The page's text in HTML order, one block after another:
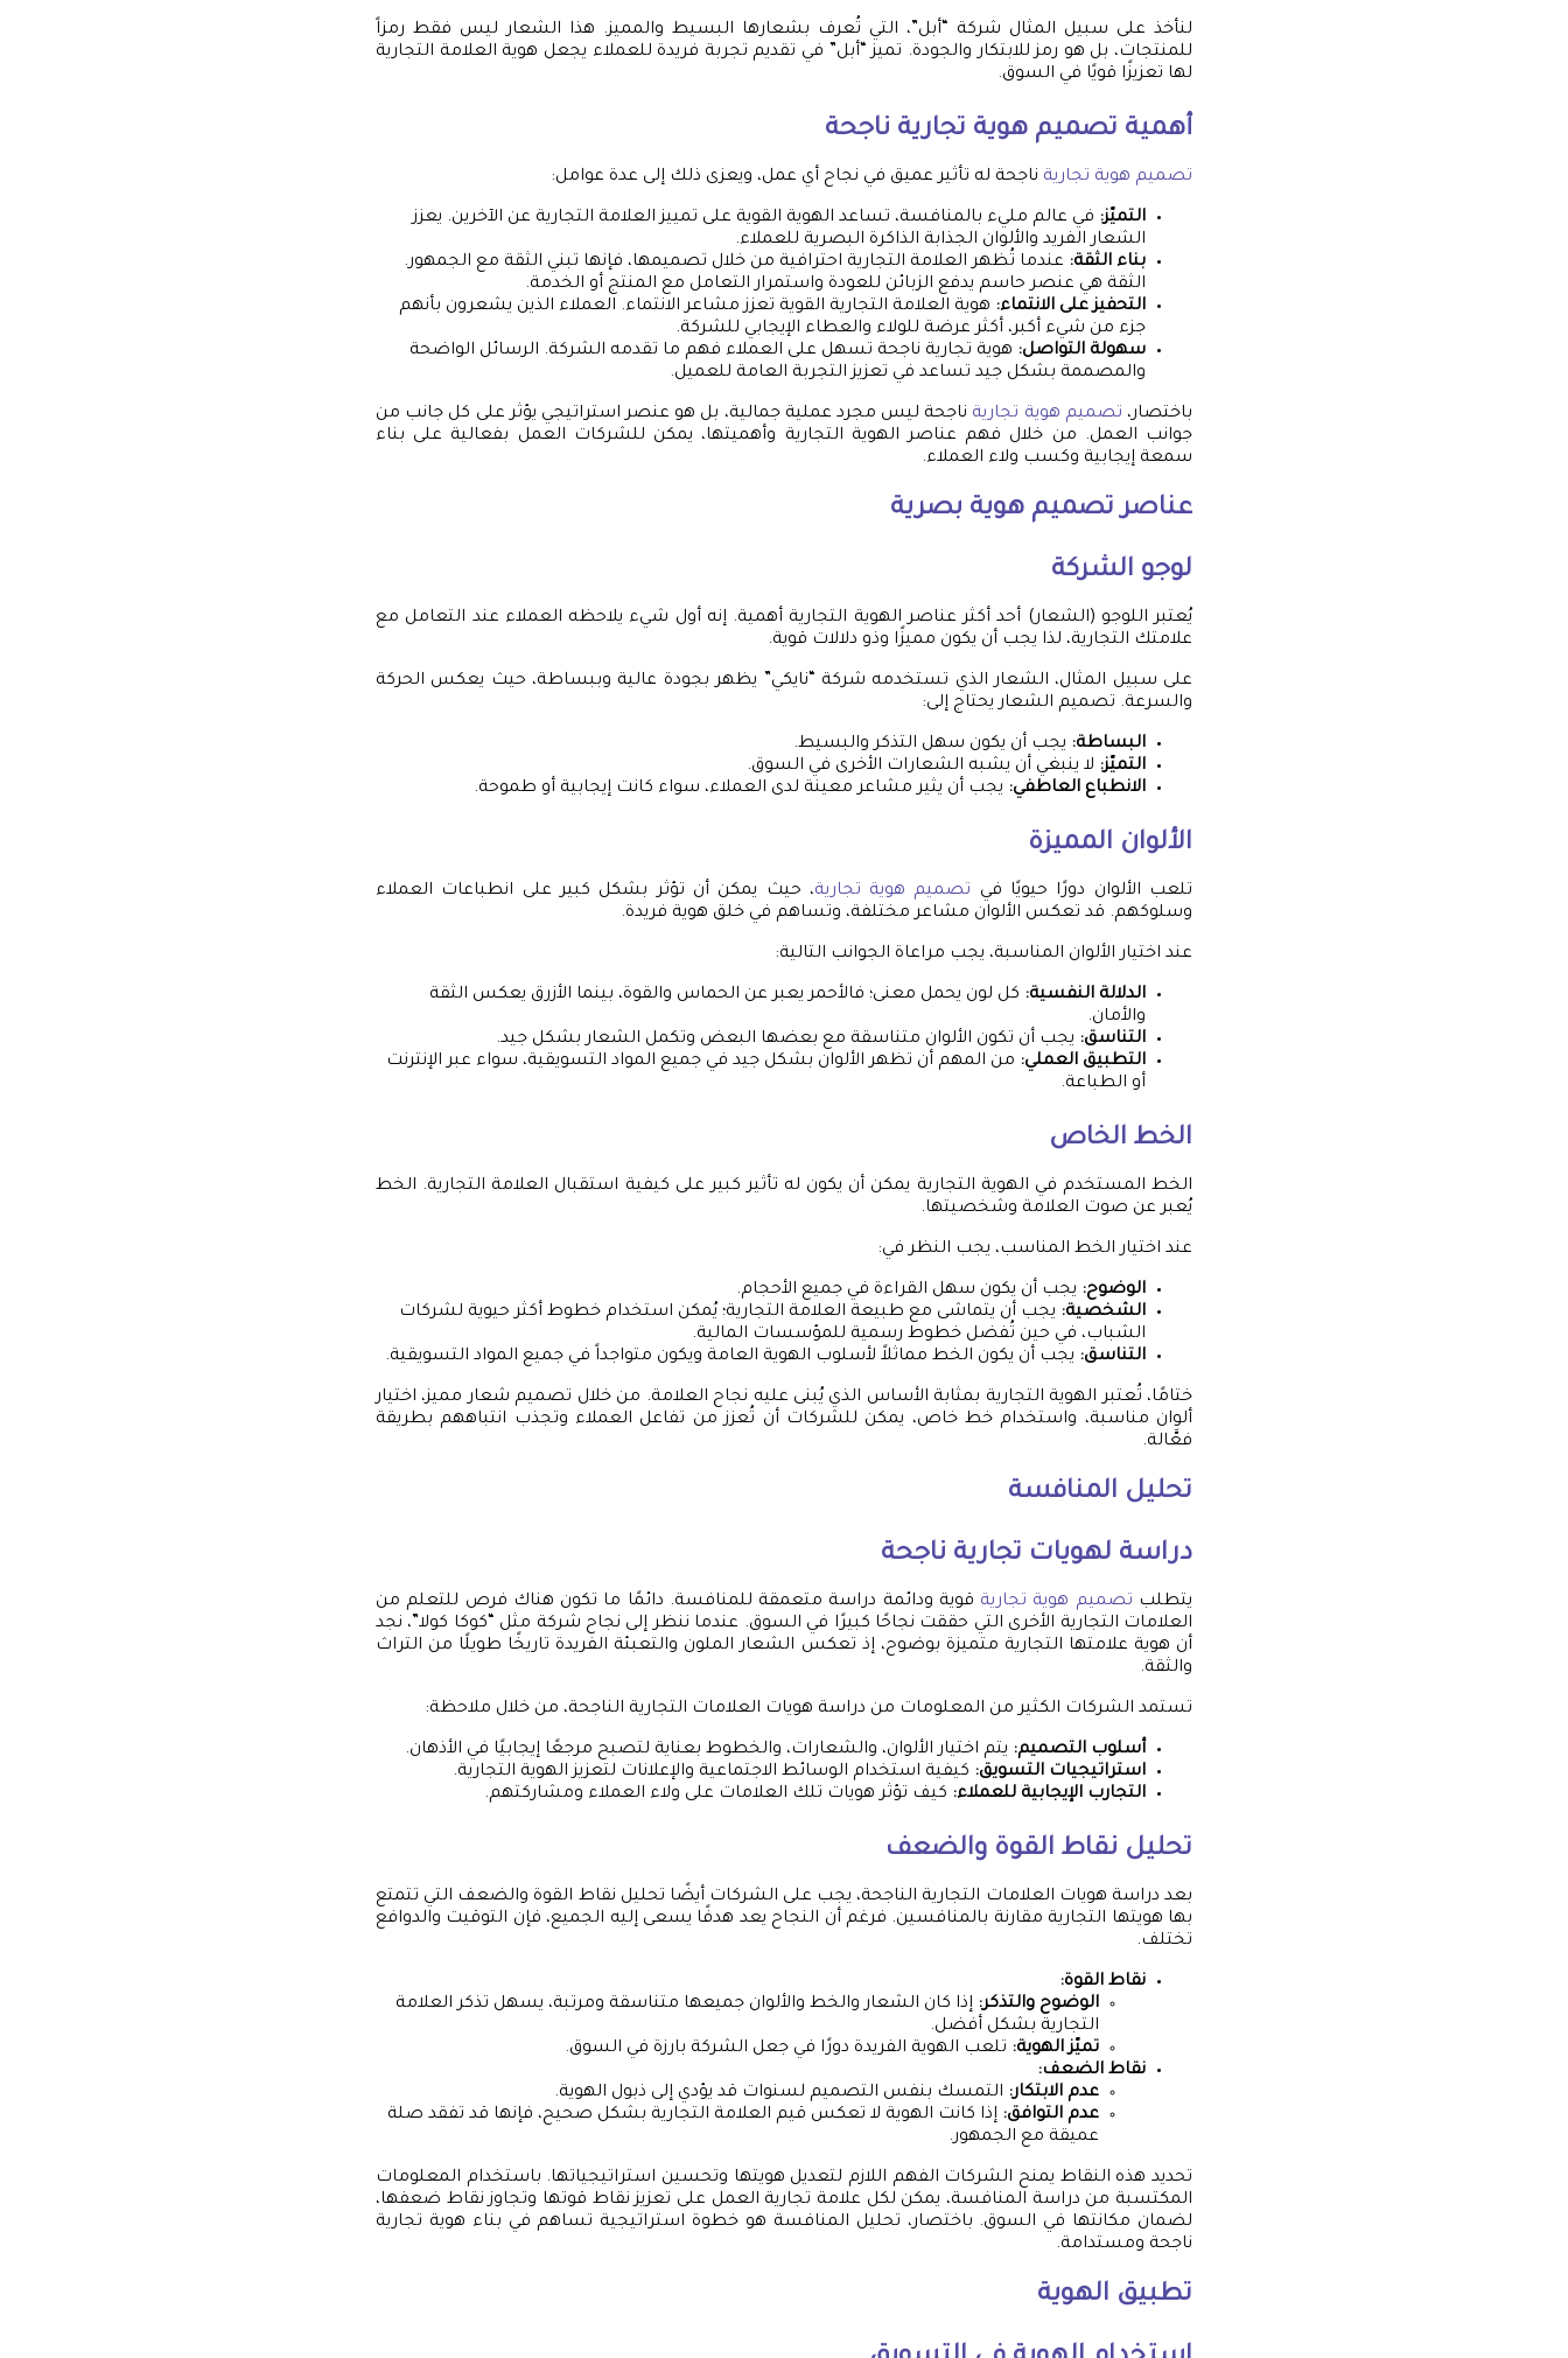
لنأخذ على سبيل المثال شركة “أبل”، التي تُعرف بشعارها البسيط والمميز. هذا الشعار ليس فقط رمزاً
للمنتجات، بل هو رمز للابتكار والجودة. تميز “أبل” في تقديم تجربة فريدة للعملاء يجعل هوية العلامة التجارية
لها تعزيزًا قويًا في السوق.
أهمية تصميم هوية تجارية ناجحة
تصميم هوية تجارية ناجحة له تأثير عميق في نجاح أي عمل، ويعزى ذلك إلى عدة عوامل:
التميّز: في عالم مليء بالمنافسة، تساعد الهوية القوية على تمييز العلامة التجارية عن الآخرين. يعزز
الشعار الفريد والألوان الجذابة الذاكرة البصرية للعملاء.
بناء الثقة: عندما تُظهر العلامة التجارية احترافية من خلال تصميمها، فإنها تبني الثقة مع الجمهور.
الثقة هي عنصر حاسم يدفع الزبائن للعودة واستمرار التعامل مع المنتج أو الخدمة.
التحفيز على الانتماء: هوية العلامة التجارية القوية تعزز مشاعر الانتماء. العملاء الذين يشعرون بأنهم
جزء من شيء أكبر، أكثر عرضة للولاء والعطاء الإيجابي للشركة.
سهولة التواصل: هوية تجارية ناجحة تسهل على العملاء فهم ما تقدمه الشركة. الرسائل الواضحة
والمصممة بشكل جيد تساعد في تعزيز التجربة العامة للعميل.
باختصار، تصميم هوية تجارية ناجحة ليس مجرد عملية جمالية، بل هو عنصر استراتيجي يؤثر على كل جانب من
جوانب العمل. من خلال فهم عناصر الهوية التجارية وأهميتها، يمكن للشركات العمل بفعالية على بناء
سمعة إيجابية وكسب ولاء العملاء.
عناصر تصميم هوية بصرية
لوجو الشركة
يُعتبر اللوجو (الشعار) أحد أكثر عناصر الهوية التجارية أهمية. إنه أول شيء يلاحظه العملاء عند التعامل مع
علامتك التجارية، لذا يجب أن يكون مميزًا وذو دلالات قوية.
على سبيل المثال، الشعار الذي تستخدمه شركة “نايكي” يظهر بجودة عالية وببساطة، حيث يعكس الحركة
والسرعة. تصميم الشعار يحتاج إلى:
البساطة: يجب أن يكون سهل التذكر والبسيط.
التميّز: لا ينبغي أن يشبه الشعارات الأخرى في السوق.
الانطباع العاطفي: يجب أن يثير مشاعر معينة لدى العملاء، سواء كانت إيجابية أو طموحة.
الألوان المميزة
تلعب الألوان دورًا حيويًا في تصميم هوية تجارية، حيث يمكن أن تؤثر بشكل كبير على انطباعات العملاء
وسلوكهم. قد تعكس الألوان مشاعر مختلفة، وتساهم في خلق هوية فريدة.
عند اختيار الألوان المناسبة، يجب مراعاة الجوانب التالية:
الدلالة النفسية: كل لون يحمل معنى؛ فالأحمر يعبر عن الحماس والقوة، بينما الأزرق يعكس الثقة
والأمان.
التناسق: يجب أن تكون الألوان متناسقة مع بعضها البعض وتكمل الشعار بشكل جيد.
التطبيق العملي: من المهم أن تظهر الألوان بشكل جيد في جميع المواد التسويقية، سواء عبر الإنترنت
أو الطباعة.
الخط الخاص
الخط المستخدم في الهوية التجارية يمكن أن يكون له تأثير كبير على كيفية استقبال العلامة التجارية. الخط
يُعبر عن صوت العلامة وشخصيتها.
عند اختيار الخط المناسب، يجب النظر في:
الوضوح: يجب أن يكون سهل القراءة في جميع الأحجام.
الشخصية: يجب أن يتماشى مع طبيعة العلامة التجارية؛ يُمكن استخدام خطوط أكثر حيوية لشركات
الشباب، في حين تُفضل خطوط رسمية للمؤسسات المالية.
التناسق: يجب أن يكون الخط مماثلاً لأسلوب الهوية العامة ويكون متواجداً في جميع المواد التسويقية.
ختامًا، تُعتبر الهوية التجارية بمثابة الأساس الذي يُبنى عليه نجاح العلامة. من خلال تصميم شعار مميز، اختيار
ألوان مناسبة، واستخدام خط خاص، يمكن للشركات أن تُعزز من تفاعل العملاء وتجذب انتباههم بطريقة
فعَّالة.
تحليل المنافسة
دراسة لهويات تجارية ناجحة
يتطلب تصميم هوية تجارية قوية ودائمة دراسة متعمقة للمنافسة. دائمًا ما تكون هناك فرص للتعلم من
العلامات التجارية الأخرى التي حققت نجاحًا كبيرًا في السوق. عندما ننظر إلى نجاح شركة مثل “كوكا كولا”، نجد
أن هوية علامتها التجارية متميزة بوضوح، إذ تعكس الشعار الملون والتعبئة الفريدة تاريخًا طويلًا من التراث
والثقة.
تستمد الشركات الكثير من المعلومات من دراسة هويات العلامات التجارية الناجحة، من خلال ملاحظة:
أسلوب التصميم: يتم اختيار الألوان، والشعارات، والخطوط بعناية لتصبح مرجعًا إيجابيًا في الأذهان.
استراتيجيات التسويق: كيفية استخدام الوسائط الاجتماعية والإعلانات لتعزيز الهوية التجارية.
التجارب الإيجابية للعملاء: كيف تؤثر هويات تلك العلامات على ولاء العملاء ومشاركتهم.
تحليل نقاط القوة والضعف
بعد دراسة هويات العلامات التجارية الناجحة، يجب على الشركات أيضًا تحليل نقاط القوة والضعف التي تتمتع
بها هويتها التجارية مقارنة بالمنافسين. فرغم أن النجاح يعد هدفًا يسعى إليه الجميع، فإن التوقيت والدوافع
تختلف.
نقاط القوة:
الوضوح والتذكر: إذا كان الشعار والخط والألوان جميعها متناسقة ومرتبة، يسهل تذكر العلامة
التجارية بشكل أفضل.
تميّز الهوية: تلعب الهوية الفريدة دورًا في جعل الشركة بارزة في السوق.
نقاط الضعف:
عدم الابتكار: التمسك بنفس التصميم لسنوات قد يؤدي إلى ذبول الهوية.
عدم التوافق: إذا كانت الهوية لا تعكس قيم العلامة التجارية بشكل صحيح، فإنها قد تفقد صلة
عميقة مع الجمهور.
تحديد هذه النقاط يمنح الشركات الفهم اللازم لتعديل هويتها وتحسين استراتيجياتها. باستخدام المعلومات
المكتسبة من دراسة المنافسة، يمكن لكل علامة تجارية العمل على تعزيز نقاط قوتها وتجاوز نقاط ضعفها،
لضمان مكانتها في السوق. باختصار، تحليل المنافسة هو خطوة استراتيجية تساهم في بناء هوية تجارية
ناجحة ومستدامة.
تطبيق الهوية